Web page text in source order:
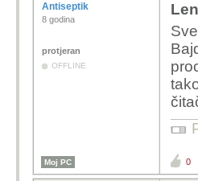
Antiseptik
8 godina
protjeran
OFFLINE
Moj PC 0